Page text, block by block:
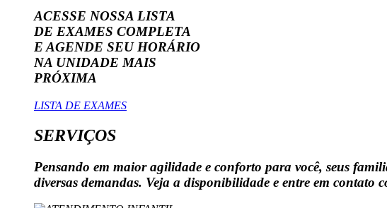
ACESSE NOSSA LISTA
DE EXAMES COMPLETA
E AGENDE SEU HORÁRIO
NA UNIDADE MAIS
PRÓXIMA
LISTA DE EXAMES
SERVIÇOS
Pensando em maior agilidade e conforto para você, seus
diversas demandas. Veja a disponibilidade e entre em contato